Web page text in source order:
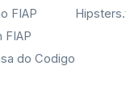
FIAP
FIAP
do Codigo